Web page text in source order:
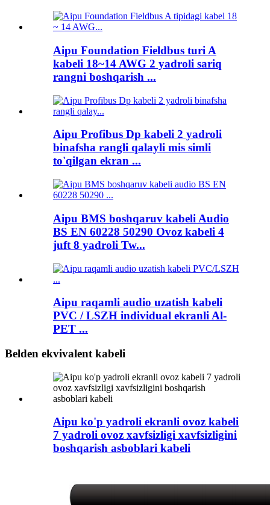
Aipu Foundation Fieldbus turi A
kabeli 18~14 AWG 2 yadroli sariq
rangni boshqarish ...
Aipu Profibus Dp kabeli 2 yadroli
binafsha rangli qalayli mis simli
to'qilgan ekran ...
Aipu BMS boshqaruv kabeli Audio
BS EN 60228 50290 Ovoz kabeli 4
juft 8 yadroli Tw...
Aipu raqamli audio uzatish kabeli
PVC / LSZH individual ekranli Al-
PET ...
Belden ekvivalent kabeli
Aipu ko'p yadroli ekranli ovoz kabeli
7 yadroli ovoz xavfsizligi xavfsizligini
boshqarish asboblari kabeli